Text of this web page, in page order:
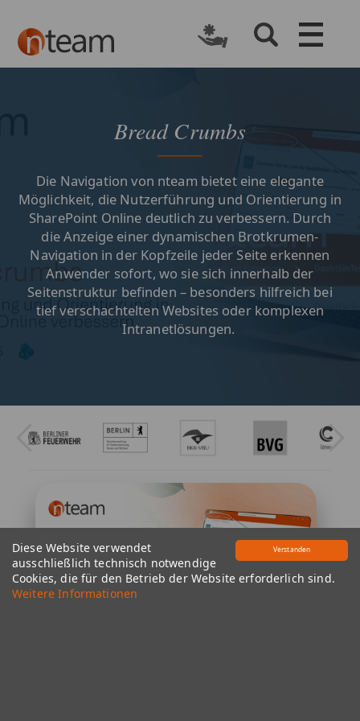
Verstanden
Diese Website verwendet
ausschließlich technisch notwendige
Cookies, die für den Betrieb der Website erforderlich sind.
Weitere Informationen
Bread Crumbs
Die Navigation von nteam bietet eine elegante
Möglichkeit, die Nutzerführung und Orientierung in
SharePoint Online deutlich zu verbessern. Durch
die Anzeige einer dynamischen Brotkrumen-
Navigation in der Kopfzeile jeder Seite erkennen
Anwender sofort, wo sie sich innerhalb der
Seitenstruktur befinden – besonders hilfreich bei
tief verschachtelten Websites oder komplexen
Intranetlösungen.